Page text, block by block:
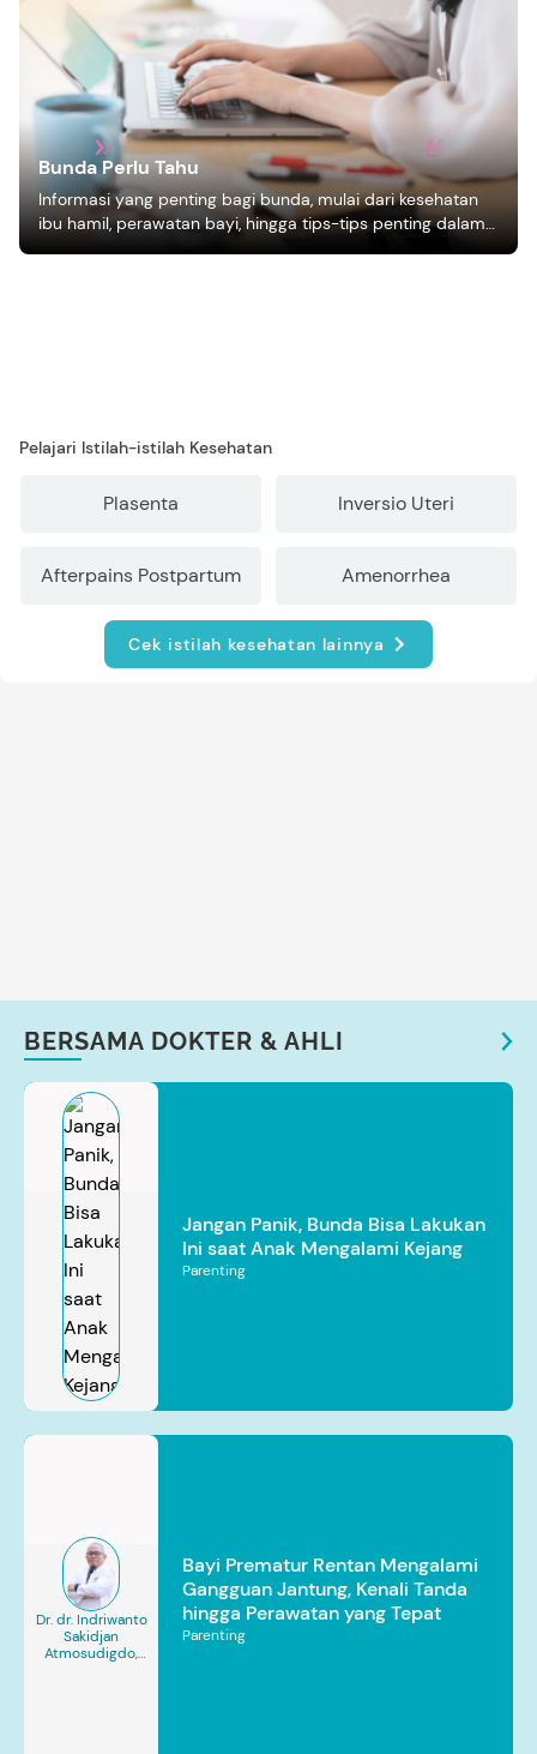
Bunda Perlu Tahu
Informasi yang penting bagi bunda, mulai dari kesehatan
ibu hamil, perawatan bayi, hingga tips-tips penting dalam
mengasuh anak
Pelajari Istilah-istilah Kesehatan
Plasenta Inversio Uteri
Afterpains Postpartum Amenorrhea
Cek istilah kesehatan lainnya
BERSAMA DOKTER & AHLI
Jangan Panik, Bunda Bisa Lakukan
Ini saat Anak Mengalami Kejang
Parenting
Dr. dr. Indriwanto
Sakidjan
Atmosudigdo,
Bayi Prematur Rentan Mengalami
Gangguan Jantung, Kenali Tanda
hingga Perawatan yang Tepat
Parenting